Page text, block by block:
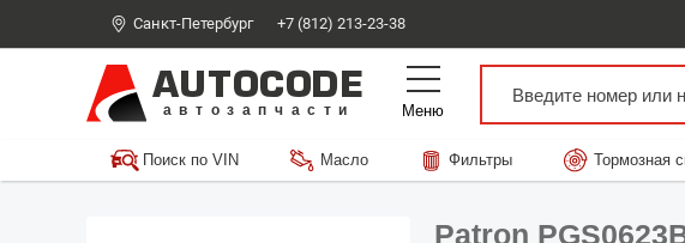
Санкт-Петербург +7 (812) 213-23-38
AUTOCODE
автозапчасти Меню
Поиск по VIN Масло Фильтры Тормозная
Patron